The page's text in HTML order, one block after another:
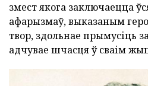
змест якога заключаецца
афарызмаў, выказаным
твор, здольнае прымусіць
адчувае шчасця ў сваім